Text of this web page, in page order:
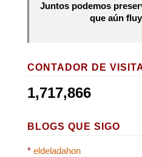
Juntos podemos
que aún
CONTADOR DE
1,717,866
BLOGS QUE SIGO
* eldeladahon